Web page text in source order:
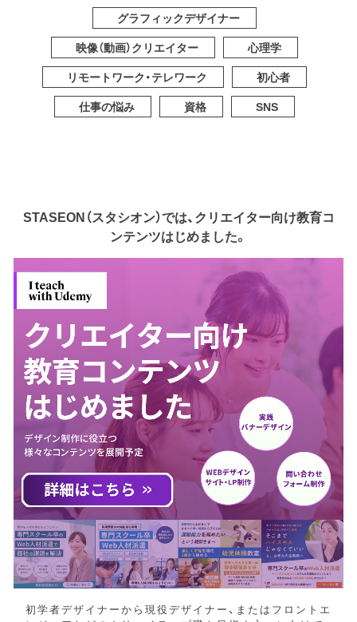
グラフィックデザイナー
映像（動画）クリエイター
心理学
リモートワーク・テレワーク
初心者
仕事の悩み
資格 SNS
STASEON（スタシオン）では、クリエイター向け教育コ
ンテンツはじめました。
初学者デザイナーから現役デザイナー、またはフロントエ